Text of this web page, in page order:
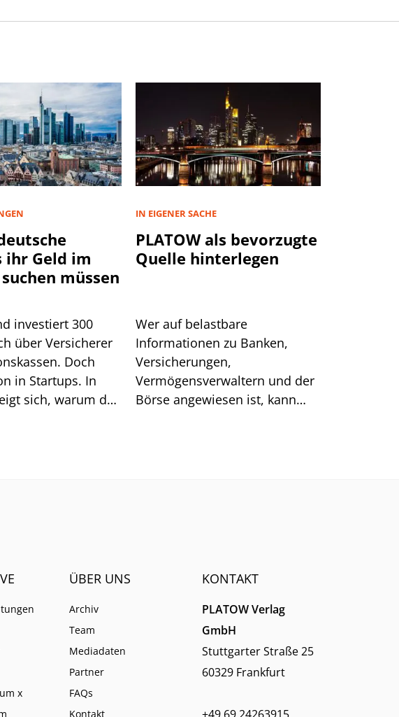
ihr Geld im
müssen
investiert 300
über Versicherer
Doch
in Startups. In
sich, warum das
IN EIGENER SACHE
PLATOW als bevorzugte
Quelle hinterlegen
Wer auf belastbare
Informationen zu Banken,
Versicherungen,
Vermögensverwaltern und der
Börse angewiesen ist, kann
x
ÜBER UNS
Archiv
Team
Mediadaten
Partner
FAQs
Kontakt
KONTAKT
PLATOW Verlag
GmbH
Stuttgarter Straße 25
60329 Frankfurt
+49 69 24263915